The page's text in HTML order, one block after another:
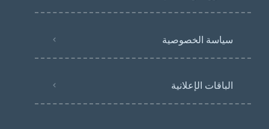
سياسة الخصوصية
الباقات الإعلانية